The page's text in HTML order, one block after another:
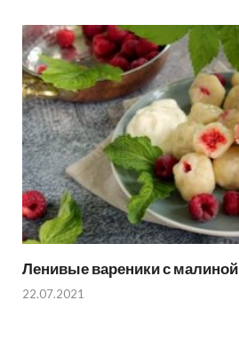
Ленивые вареники с малиной
22.07.2021